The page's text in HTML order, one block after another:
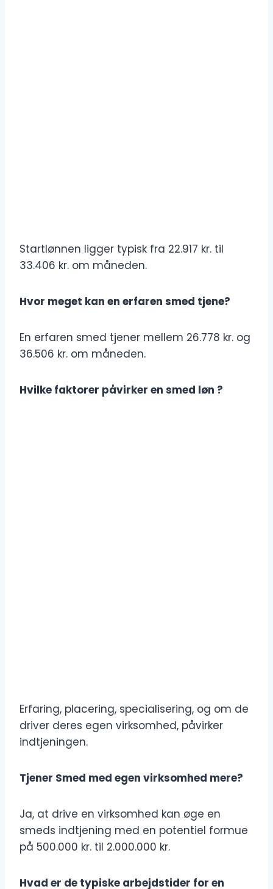
Startlønnen ligger typisk fra 22.917 kr. til
33.406 kr. om måneden.
Hvor meget kan en erfaren smed tjene?
En erfaren smed tjener mellem 26.778 kr. og
36.506 kr. om måneden.
Hvilke faktorer påvirker en smed løn ?
Erfaring, placering, specialisering, og om de
driver deres egen virksomhed, påvirker
indtjeningen.
Tjener Smed med egen virksomhed mere?
Ja, at drive en virksomhed kan øge en
smeds indtjening med en potentiel formue
på 500.000 kr. til 2.000.000 kr.
Hvad er de typiske arbejdstider for en